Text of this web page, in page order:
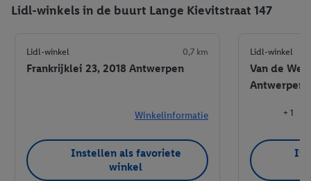
Lidl-winkels in de buurt Lange Kievitstraat 147
Lidl-winkel 0,7 km
Frankrijklei 23, 2018 Antwerpen
Winkelinformatie
Instellen als favoriete
winkel
Lidl-winkel
Van de
Antwerpen
+ 1